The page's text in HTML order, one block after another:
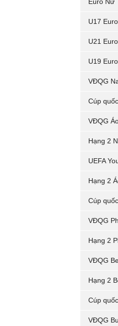
U17 Euro
U21 Euro
U19 Euro
VĐQG
Cúp
VĐQG
Hạng 2
UEFA
Hạng 2
Cúp
VĐQG
Hạng 2
VĐQG
Hạng 2
Cúp
VĐQG